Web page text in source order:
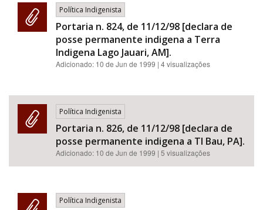
Política Indigenista
Portaria n. 824, de 11/12/98 [declara de
posse permanente indigena a Terra
Indigena Lago Jauari, AM].
Adicionado: 10 de Jun de 1999 | 4 visualizações
Política Indigenista
Portaria n. 826, de 11/12/98 [declara de
posse permanente indigena a TI Bau, PA].
Adicionado: 10 de Jun de 1999 | 5 visualizações
Política Indigenista